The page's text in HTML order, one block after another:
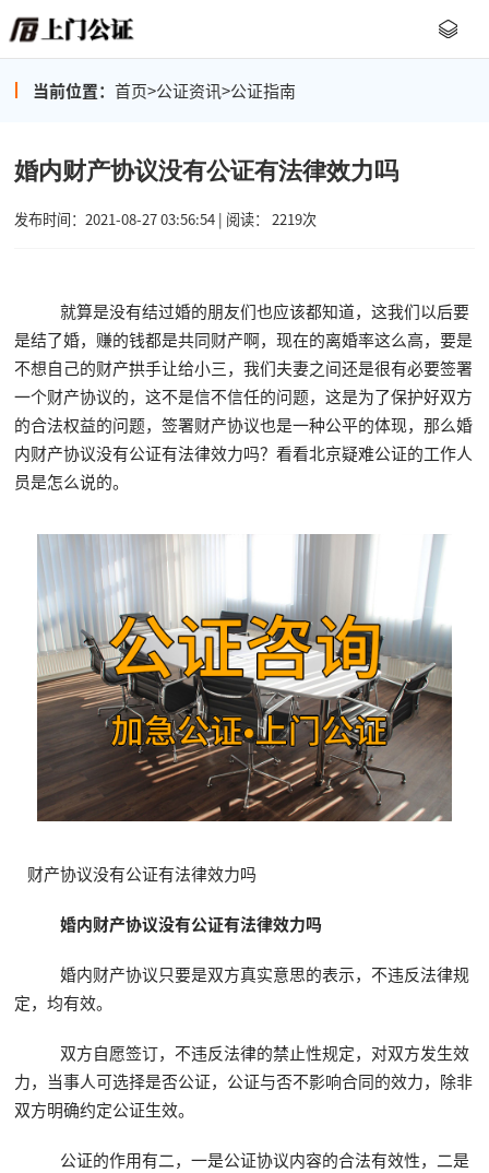
当前位置： 首页>公证资讯>公证指南
婚内财产协议没有公证有法律效力吗
发布时间：2021-08-27 03:56:54 | 阅读： 2219次
就算是没有结过婚的朋友们也应该都知道，这我们以后要
是结了婚，赚的钱都是共同财产啊，现在的离婚率这么高，要是
不想自己的财产拱手让给小三，我们夫妻之间还是很有必要签署
一个财产协议的，这不是信不信任的问题，这是为了保护好双方
的合法权益的问题，签署财产协议也是一种公平的体现，那么婚
内财产协议没有公证有法律效力吗？看看北京疑难公证的工作人
员是怎么说的。
财产协议没有公证有法律效力吗
婚内财产协议没有公证有法律效力吗
婚内财产协议只要是双方真实意思的表示，不违反法律规
定，均有效。
双方自愿签订，不违反法律的禁止性规定，对双方发生效
力，当事人可选择是否公证，公证与否不影响合同的效力，除非
双方明确约定公证生效。
公证的作用有二，一是公证协议内容的合法有效性，二是